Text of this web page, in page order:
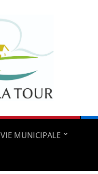
VIE MUNICIPALE